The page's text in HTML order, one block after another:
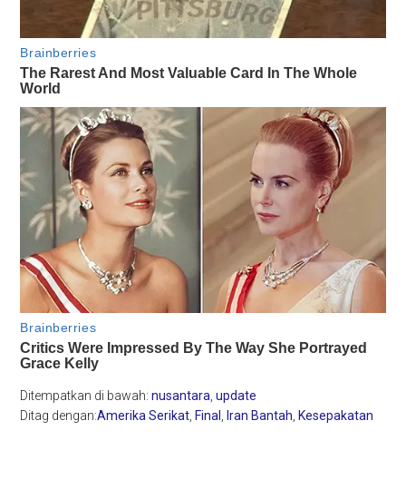
Ditempatkan di bawah:nusantara ,update
Ditag dengan:Amerika Serikat Final Iran Bantah Kesepakatan